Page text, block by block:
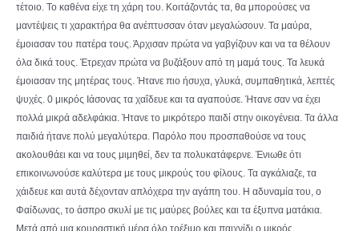
τέτοιο. Το καθένα είχε τη χάρη του. Κοιτάζοντάς τα, θα μπορούσες να
μαντέψεις τι χαρακτήρα θα ανέπτυσσαν όταν μεγαλώσουν. Τα μαύρα,
έμοιασαν του πατέρα τους. Άρχισαν πρώτα να γαβγίζουν και να τα θέλουν
όλα δικά τους. Έτρεχαν πρώτα να βυζάξουν από τη μαμά τους. Τα λευκά
έμοιασαν της μητέρας τους. Ήτανε πιο ήσυχα, γλυκά, συμπαθητικά, λεπτές
ψυχές. 0 μικρός Ιάσονας τα χαΐδευε και τα αγαπούσε. Ήτανε σαν να έχει
πολλά μικρά αδελφάκια. Ήτανε το μικρότερο παιδί στην οικογένεια. Τα άλλα
παιδιά ήτανε πολύ μεγαλύτερα. Παρόλο που προσπαθούσε να τους
ακολουθάει και να τους μιμηθεί, δεν τα πολυκατάφερνε. Ένιωθε ότι
επικοινωνούσε καλύτερα με τους μικρούς του φίλους. Τα αγκάλιαζε, τα
χάιδευε και αυτά δέχονταν απλόχερα την αγάπη του. Η αδυναμία του, ο
Φαίδωνας, το άσπρο σκυλί με τις μαύρες βούλες και τα έξυπνα ματάκια.
Μετά από μια κουραστική μέρα όλο τρέξιμο και παιχνίδι ο μικρός